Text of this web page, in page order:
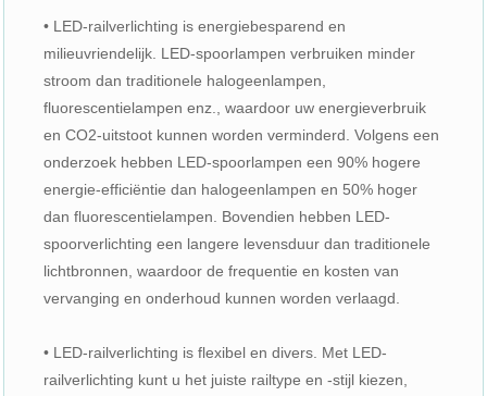
• LED-railverlichting is energiebesparend en
milieuvriendelijk. LED-spoorlampen verbruiken minder
stroom dan traditionele halogeenlampen,
fluorescentielampen enz., waardoor uw energieverbruik
en CO2-uitstoot kunnen worden verminderd. Volgens een
onderzoek hebben LED-spoorlampen een 90% hogere
energie-efficiëntie dan halogeenlampen en 50% hoger
dan fluorescentielampen. Bovendien hebben LED-
spoorverlichting een langere levensduur dan traditionele
lichtbronnen, waardoor de frequentie en kosten van
vervanging en onderhoud kunnen worden verlaagd.
• LED-railverlichting is flexibel en divers. Met LED-
railverlichting kunt u het juiste railtype en -stijl kiezen,